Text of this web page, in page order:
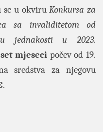
se u okviruKonkursa za
sa invaliditetom od
jednakosti u 2023.
mjeseci počev od 19.
sredstva za njegovu
.